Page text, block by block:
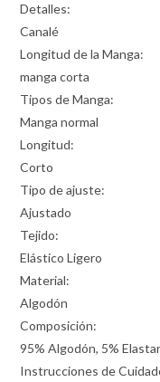
Detalles:
Canalé
Longitud de la Manga:
manga corta
Tipos de Manga:
Manga normal
Longitud:
Corto
Tipo de ajuste:
Ajustado
Tejido:
Elástico Ligero
Material:
Algodón
Composición:
95% Algodón, 5%
Instrucciones de